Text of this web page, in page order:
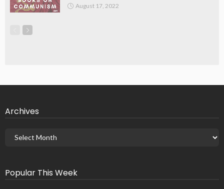
August 17, 2022
Archives
Popular This Week